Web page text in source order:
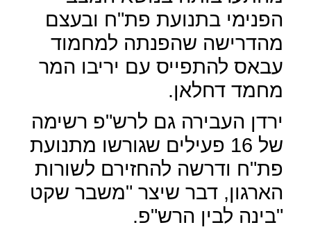
הפנימי בתנועת פת"ח ובעצם
מהדרישה שהפנתה למחמוד
עבאס להתפייס עם יריבו המר
מחמד דחלאן.
ירדן העבירה גם לרש"פ רשימה
של 16 פעילים שגורשו מתנועת
פת"ח ודרשה להחזירם לשורות
הארגון, דבר שיצר "משבר שקט
"בינה לבין הרש"פ.